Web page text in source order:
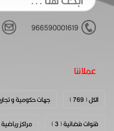
966590001619
عملائنا
الكل ( 769 ) جهات حكومية و تجارية
قنوات فضائية ( 3 )
مراكز رياضية (